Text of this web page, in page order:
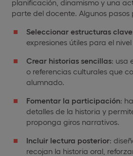
planificación, dinamismo y una
parte del docente. Algunos
Seleccionar estructuras clave
expresiones útiles para el
Crear historias sencillas: usa
o referencias culturales que
alumnado.
Fomentar la participación:
detalles de la historia y
proponga giros narrativos.
Incluir lectura posterior:
recojan la historia oral,